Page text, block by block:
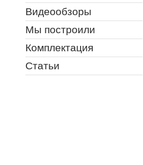
Видеообзоры
Мы построили
Комплектация
Статьи